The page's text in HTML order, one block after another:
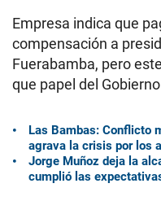
Empresa indica que
compensación a
Fuerabamba, pero
que papel del
Las Bambas: Conflicto
agrava la crisis por los
Jorge Muñoz deja la
cumplió las